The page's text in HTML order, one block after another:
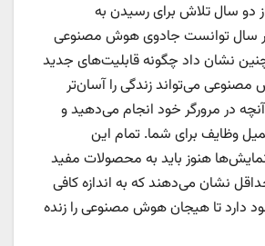
سال تلاش برای رسیدن به
سال توانست جادوی هوش مصنوعی
نشان داد چگونه قابلیت‌های جدید
می‌تواند زندگی را آسان‌تر
آنچه در مرورگر خود انجام می‌دهید و
وظایف برای شما. تمام این
هنوز باید به محصولات مفید
نشان می‌دهند که به اندازه کافی
دارد تا هیجان هوش مصنوعی را زنده